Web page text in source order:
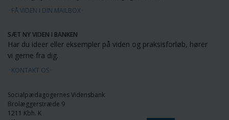
FÅ VIDEN I DIN MAILBOX
SÆT NY VIDEN I BANKEN
Har du ideer eller eksempler på viden og praksisforløb, hører
vi gerne fra dig.
KONTAKT OS
Socialpædagogernes Vidensbank
Brolæggerstræde 9
1211 Kbh. K